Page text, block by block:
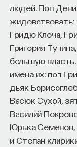
людей. Поп
жидовствовать:
Гридю Клоча,
Григория
большую
имена их: поп
дьяк
Васюк Сухой,
Василий
Юрька Семенов,
и Степан